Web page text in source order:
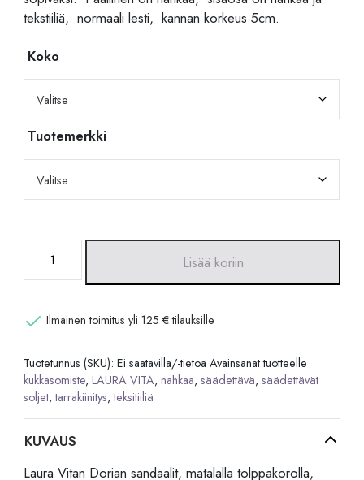
tekstiiliä, normaali lesti, kannan korkeus 5cm.
Koko
Tuotemerkki
Dorian
määrä
Lisää koriin
Ilmainen toimitus yli 125 € tilauksille
Tuotetunnus (SKU):Ei saatavilla/-tietoa Avainsanat tuotteelle
kukkasomiste,LAURA VITA,nahkaa,säädettävä,säädettävät
soljet,tarrakiinitys,teksitiiliä
KUVAUS
Laura Vitan Dorian sandaalit, matalalla tolppakorolla,